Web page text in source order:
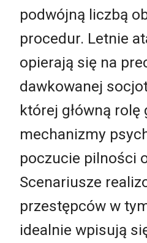
podwójną liczbą
procedur. Letnie
opierają się na
dawkowanej
której główną rolę
mechanizmy
poczucie pilności
Scenariusze
przestępców w
idealnie wpisują